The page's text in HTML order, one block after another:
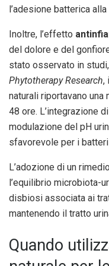
l’adesione batterica
Inoltre, l’effetto
del dolore e del
stato osservato in
Phytotherapy Research,
naturali riportavano
48 ore. L’integrazione
modulazione del pH
sfavorevole per i
L’adozione di un
l’equilibrio microbiota-
disbiosi associata ai
mantenendo il tratto
Quando